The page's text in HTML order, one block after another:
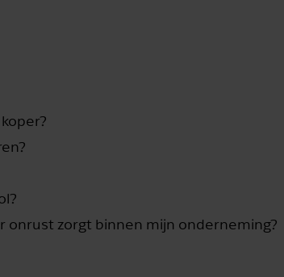
onrust zorgt binnen mijn onderneming?